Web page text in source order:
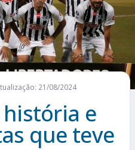
21/08/2024
e
que teve